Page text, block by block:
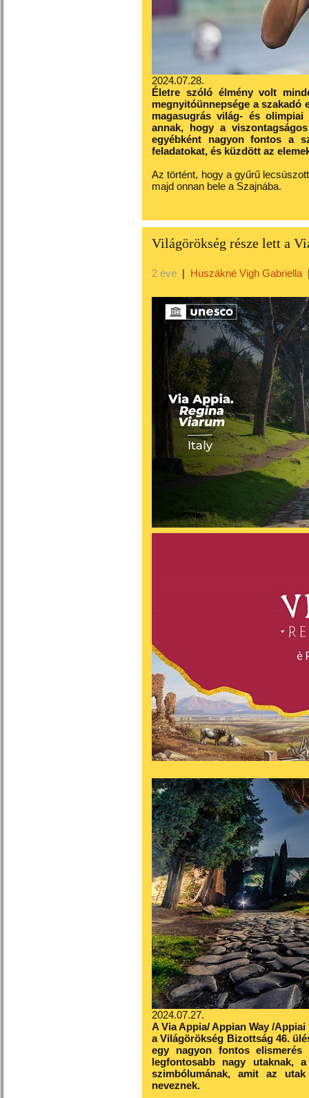
2024.07.28.
Életre szóló élmény volt
megnyitóünnepsége a szakadó
magasugrás világ- és
annak, hogy a
egyébként nagyon fontos a
feladatokat, és küzdött az
Az történt, hogy a gyűrű
majd onnan bele a Szajnába.
Világörökség része lett a
2 éve | Huszákné Vigh Gabriella
2024.07.27.
A Via Appia/ Appian Way /
a Világörökség Bizottság 46.
egy nagyon fontos
legfontosabb nagy utaknak,
szimbólumának, amit az
neveznek.